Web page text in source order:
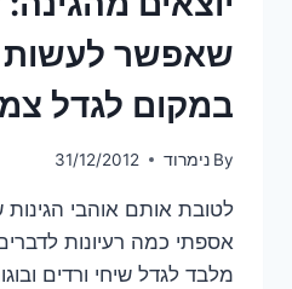
שאפשר לעשות
במקום לגדל
By נימרוד 31/12/2012
לטובת אותם אוהבי הגינות
אספתי כמה רעיונות
מלבד לגדל שיחי ורדים